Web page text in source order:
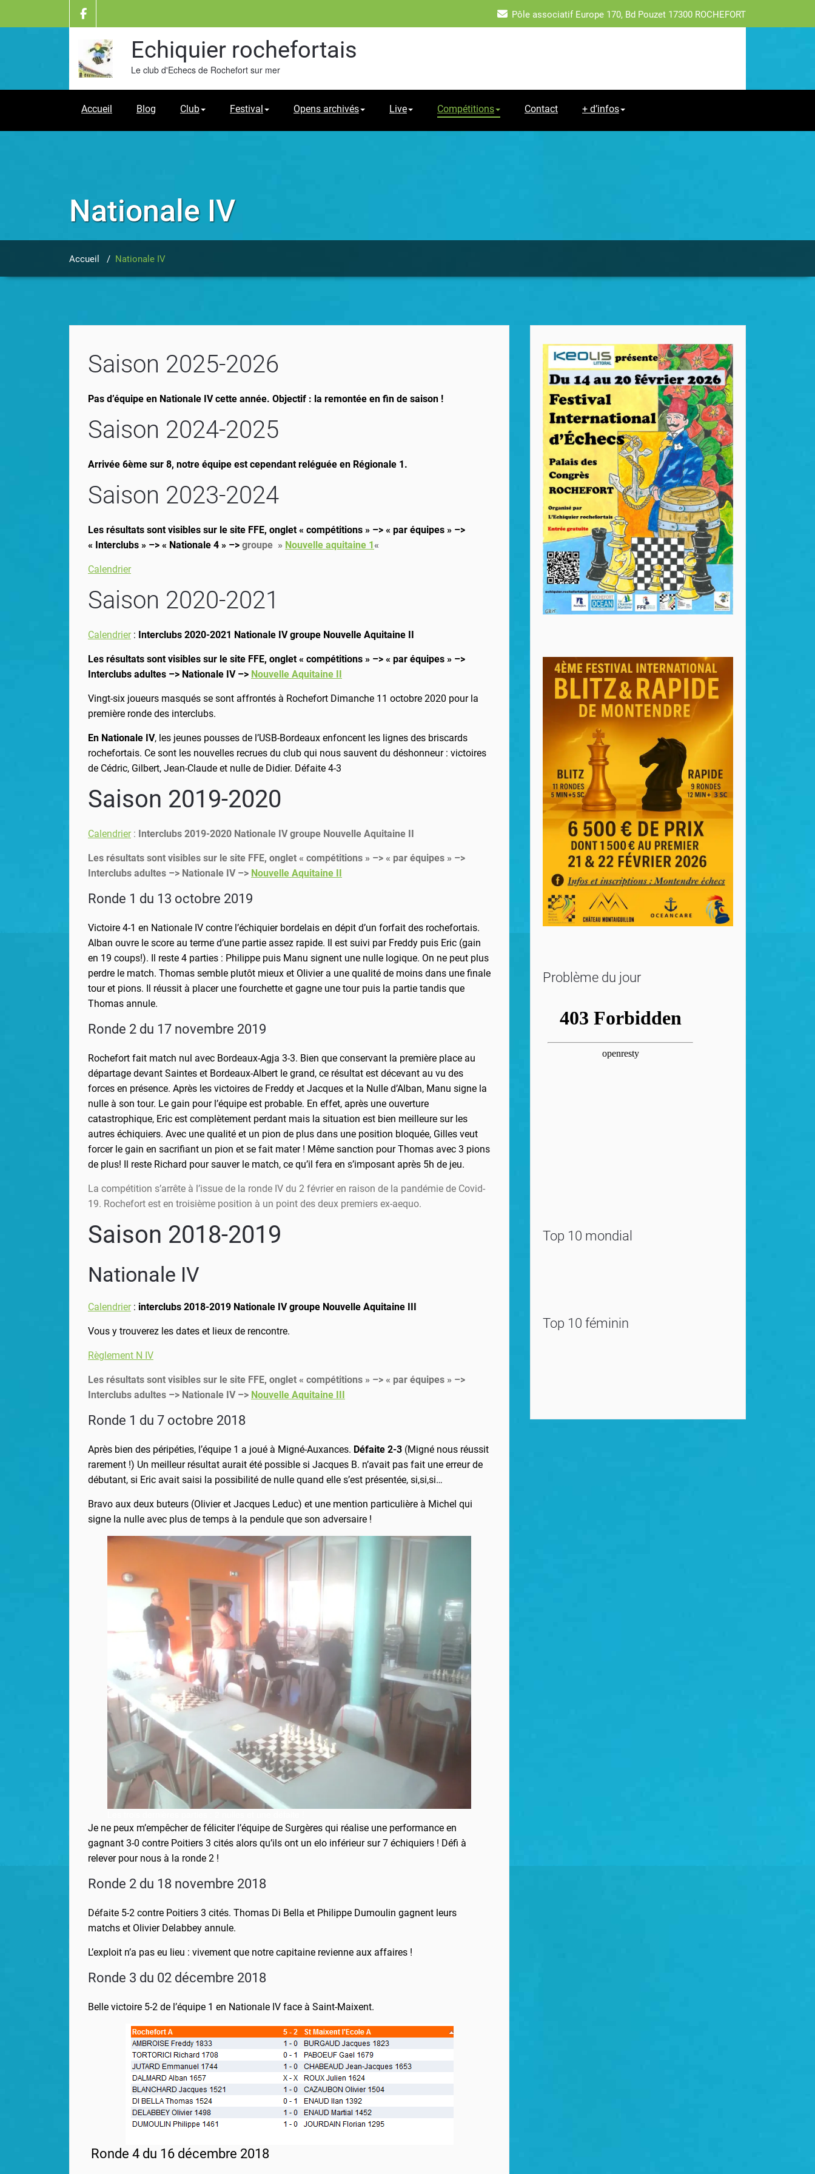
content
Pôle associatif Europe 170, Bd Pouzet 17300 ROCHEFORT
Echiquier rochefortais
Le club d'Echecs de Rochefort sur mer
Accueil Blog Club Festival Opens archivés Live Compétitions Contact + d’infos
Nationale IV
Accueil / Nationale IV
Saison 2025-2026
Pas d’équipe en Nationale IV cette année. Objectif : la remontée en fin de saison !
Saison 2024-2025
Arrivée 6ème sur 8, notre équipe est cependant reléguée en Régionale 1.
Saison 2023-2024
Les résultats sont visibles sur le site FFE, onglet « compétitions » –> « par équipes » –>
« Interclubs » –> « Nationale 4 » –> groupe » Nouvelle aquitaine 1 «
Calendrier
Saison 2020-2021
Calendrier: Interclubs 2020-2021 Nationale IV groupe Nouvelle Aquitaine II
Les résultats sont visibles sur le site FFE, onglet « compétitions » –> « par équipes » –>
Interclubs adultes –> Nationale IV –> Nouvelle Aquitaine II
Vingt-six joueurs masqués se sont affrontés à Rochefort Dimanche 11 octobre 2020 pour la
première ronde des interclubs.
En Nationale IV, les jeunes pousses de l’USB-Bordeaux enfoncent les lignes des briscards
rochefortais. Ce sont les nouvelles recrues du club qui nous sauvent du déshonneur : victoires
de Cédric, Gilbert, Jean-Claude et nulle de Didier. Défaite 4-3
Saison 2019-2020
Calendrier: Interclubs 2019-2020 Nationale IV groupe Nouvelle Aquitaine II
Les résultats sont visibles sur le site FFE, onglet « compétitions » –> « par équipes » –>
Interclubs adultes –> Nationale IV –> Nouvelle Aquitaine II
Ronde 1 du 13 octobre 2019
Victoire 4-1 en Nationale IV contre l’échiquier bordelais en dépit d’un forfait des rochefortais.
Alban ouvre le score au terme d’une partie assez rapide. Il est suivi par Freddy puis Eric (gain
en 19 coups!). Il reste 4 parties : Philippe puis Manu signent une nulle logique. On ne peut plus
perdre le match. Thomas semble plutôt mieux et Olivier a une qualité de moins dans une finale
tour et pions. Il réussit à placer une fourchette et gagne une tour puis la partie tandis que
Thomas annule.
Ronde 2 du 17 novembre 2019
Rochefort fait match nul avec Bordeaux-Agja 3-3. Bien que conservant la première place au
départage devant Saintes et Bordeaux-Albert le grand, ce résultat est décevant au vu des
forces en présence. Après les victoires de Freddy et Jacques et la Nulle d’Alban, Manu signe la
nulle à son tour. Le gain pour l’équipe est probable. En effet, après une ouverture
catastrophique, Eric est complètement perdant mais la situation est bien meilleure sur les
autres échiquiers. Avec une qualité et un pion de plus dans une position bloquée, Gilles veut
forcer le gain en sacrifiant un pion et se fait mater ! Même sanction pour Thomas avec 3 pions
de plus! Il reste Richard pour sauver le match, ce qu’il fera en s’imposant après 5h de jeu.
La compétition s’arrête à l’issue de la ronde IV du 2 février en raison de la pandémie de Covid-
19. Rochefort est en troisième position à un point des deux premiers ex-aequo.
Saison 2018-2019
Nationale IV
Calendrier: interclubs 2018-2019 Nationale IV groupe Nouvelle Aquitaine III
Vous y trouverez les dates et lieux de rencontre.
Règlement N IV
Les résultats sont visibles sur le site FFE, onglet « compétitions » –> « par équipes » –>
Interclubs adultes –> Nationale IV –> Nouvelle Aquitaine III
Ronde 1 du 7 octobre 2018
Après bien des péripéties, l’équipe 1 a joué à Migné-Auxances. Défaite 2-3 (Migné nous réussit
rarement !) Un meilleur résultat aurait été possible si Jacques B. n’avait pas fait une erreur de
débutant, si Eric avait saisi la possibilité de nulle quand elle s’est présentée, si,si,si…
Bravo aux deux buteurs (Olivier et Jacques Leduc) et une mention particulière à Michel qui
signe la nulle avec plus de temps à la pendule que son adversaire !
Je ne peux m’empêcher de féliciter l’équipe de Surgères qui réalise une performance en
gagnant 3-0 contre Poitiers 3 cités alors qu’ils ont un elo inférieur sur 7 échiquiers ! Défi à
relever pour nous à la ronde 2 !
Ronde 2 du 18 novembre 2018
Défaite 5-2 contre Poitiers 3 cités. Thomas Di Bella et Philippe Dumoulin gagnent leurs
matchs et Olivier Delabbey annule.
L’exploit n’a pas eu lieu : vivement que notre capitaine revienne aux affaires !
Ronde 3 du 02 décembre 2018
Belle victoire 5-2 de l’équipe 1 en Nationale IV face à Saint-Maixent.
Ronde 4 du 16 décembre 2018
Problème du jour
Top 10 mondial
Top 10 féminin